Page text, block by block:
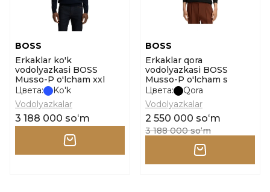
BOSS
Erkaklar ko'k
vodolyazkasi BOSS
Musso-P o'lcham xxl
Цвета:
Ko'k
Vodolyazkalar
3 188 000 soʻm
BOSS
Erkaklar qora
vodolyazkasi BOSS
Musso-P o'lcham s
Цвета:
Qora
Vodolyazkalar
2 550 000 soʻm
3 188 000 soʻm